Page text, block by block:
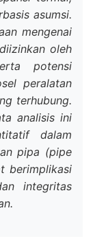
asumsi.
mengenai
oleh
potensi
peralatan
terhubung.
analisis ini
dalam
pipa (pipe
berimplikasi
integritas